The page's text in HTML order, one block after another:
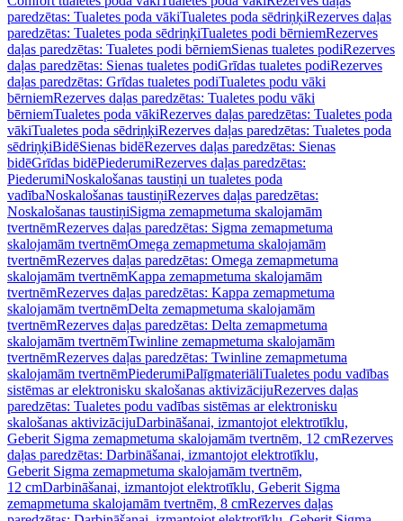
paredzētas: Tualetes poda vākiTualetes poda sēdriņķiRezerves daļas
paredzētas: Tualetes poda sēdriņķiTualetes podi bērniemRezerves
daļas paredzētas: Tualetes podi bērniemSienas tualetes podiRezerves
daļas paredzētas: Sienas tualetes podiGrīdas tualetes podiRezerves
daļas paredzētas: Grīdas tualetes podiTualetes podu vāki
bērniemRezerves daļas paredzētas: Tualetes podu vāki
bērniemTualetes poda vākiRezerves daļas paredzētas: Tualetes poda
vākiTualetes poda sēdriņķiRezerves daļas paredzētas: Tualetes poda
sēdriņķiBidēSienas bidēRezerves daļas paredzētas: Sienas
bidēGrīdas bidēPiederumiRezerves daļas paredzētas:
PiederumiNoskalošanas taustiņi un tualetes poda
vadībaNoskalošanas taustiņiRezerves daļas paredzētas:
Noskalošanas taustiņiSigma zemapmetuma skalojamām
tvertnēmRezerves daļas paredzētas: Sigma zemapmetuma
skalojamām tvertnēmOmega zemapmetuma skalojamām
tvertnēmRezerves daļas paredzētas: Omega zemapmetuma
skalojamām tvertnēmKappa zemapmetuma skalojamām
tvertnēmRezerves daļas paredzētas: Kappa zemapmetuma
skalojamām tvertnēmDelta zemapmetuma skalojamām
tvertnēmRezerves daļas paredzētas: Delta zemapmetuma
skalojamām tvertnēmTwinline zemapmetuma skalojamām
tvertnēmRezerves daļas paredzētas: Twinline zemapmetuma
skalojamām tvertnēmPiederumiPalīgmateriāliTualetes podu vadības
sistēmas ar elektronisku skalošanas aktivizācijuRezerves daļas
paredzētas: Tualetes podu vadības sistēmas ar elektronisku
skalošanas aktivizācijuDarbināšanai, izmantojot elektrotīklu,
Geberit Sigma zemapmetuma skalojamām tvertnēm, 12 cmRezerves
daļas paredzētas: Darbināšanai, izmantojot elektrotīklu,
Geberit Sigma zemapmetuma skalojamām tvertnēm,
12 cmDarbināšanai, izmantojot elektrotīklu, Geberit Sigma
zemapmetuma skalojamām tvertnēm, 8 cmRezerves daļas